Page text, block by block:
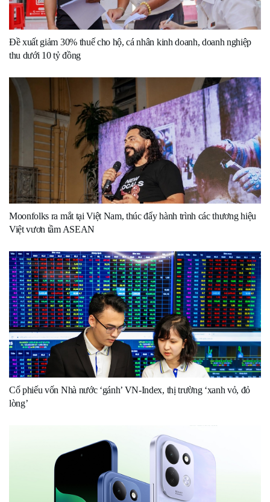
Đề xuất giảm 30% thuế cho hộ, cá nhân kinh doanh, doanh nghiệp
thu dưới 10 tỷ đồng
Moonfolks ra mắt tại Việt Nam, thúc đẩy hành trình các thương hiệu
Việt vươn tầm ASEAN
Cổ phiếu vốn Nhà nước ‘gánh’ VN-Index, thị trường ‘xanh vỏ, đỏ
lòng’